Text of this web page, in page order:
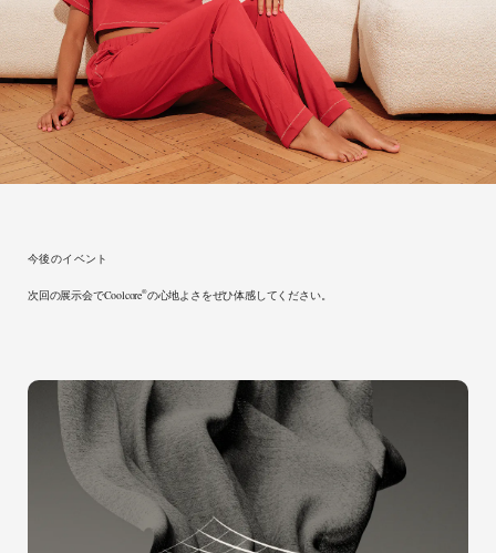
今後のイベント
次回の展示会でCoolcore®の心地よさをぜひ体感してください。